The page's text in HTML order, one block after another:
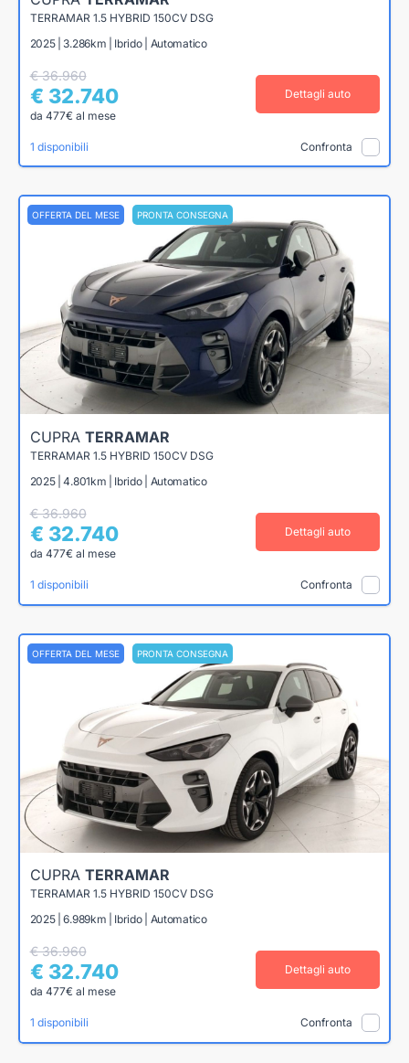
TERRAMAR 1.5 HYBRID 150CV DSG
2025 | 3.286km | Ibrido | Automatico
€ 36.960
€ 32.740
da 477€ al mese
Dettagli auto
1 disponibili Confronta
OFFERTA DEL MESE PRONTA CONSEGNA
CUPRA TERRAMAR
TERRAMAR 1.5 HYBRID 150CV DSG
2025 | 4.801km | Ibrido | Automatico
€ 36.960
€ 32.740
da 477€ al mese
Dettagli auto
1 disponibili Confronta
OFFERTA DEL MESE PRONTA CONSEGNA
CUPRA TERRAMAR
TERRAMAR 1.5 HYBRID 150CV DSG
2025 | 6.989km | Ibrido | Automatico
€ 36.960
€ 32.740
da 477€ al mese
Dettagli auto
1 disponibili Confronta